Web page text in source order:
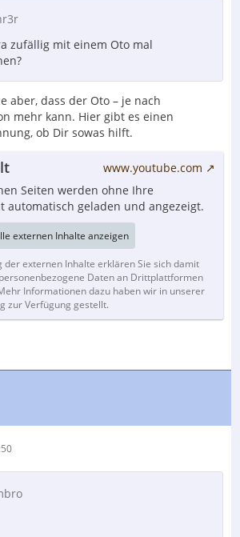
zufällig mit einem Oto mal
aber, dass der Oto – je nach
mehr kann. Hier gibt es einen
ob Dir sowas hilft.
www.youtube.com
Seiten werden ohne Ihre
automatisch geladen und angezeigt.
externen Inhalte anzeigen
der externen Inhalte erklären Sie sich damit
Daten an Drittplattformen
Informationen dazu haben wir in unserer
zur Verfügung gestellt.